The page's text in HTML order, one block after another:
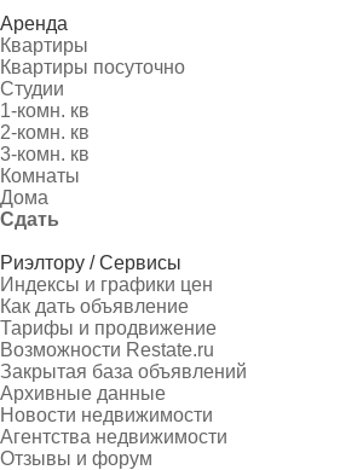
Аренда
Квартиры
Квартиры посуточно
Студии
1-комн. кв
2-комн. кв
3-комн. кв
Комнаты
Дома
Сдать
Риэлтору / Сервисы
Индексы и графики цен
Как дать объявление
Тарифы и продвижение
Возможности Restate.ru
Закрытая база объявлений
Архивные данные
Новости недвижимости
Агентства недвижимости
Отзывы и форум